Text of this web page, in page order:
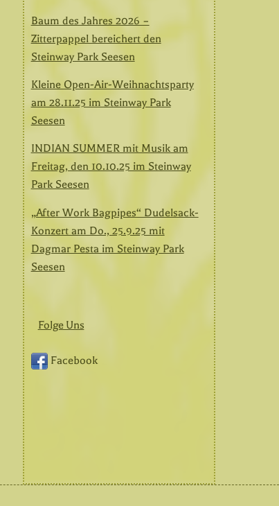
Baum des Jahres 2026 –
Zitterpappel bereichert den
Steinway Park Seesen
Kleine Open-Air-Weihnachtsparty
am 28.11.25 im Steinway Park
Seesen
INDIAN SUMMER mit Musik am
Freitag, den 10.10.25 im Steinway
Park Seesen
„After Work Bagpipes“ Dudelsack-
Konzert am Do., 25.9.25 mit
Dagmar Pesta im Steinway Park
Seesen
Folge Uns
Facebook